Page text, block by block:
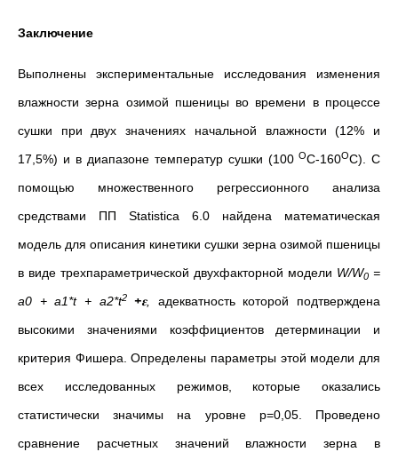
Заключение
Выполнены экспериментальные исследования изменения
влажности зерна озимой пшеницы во времени в процессе
сушки при двух значениях начальной влажности (12% и
17,5%) и в диапазоне температур сушки (100 ОС-160ОС). С
помощью множественного регрессионного анализа
средствами ПП Statistica 6.0 найдена математическая
модель для описания кинетики сушки зерна озимой пшеницы
в виде трехпараметрической двухфакторной модели W/W0 =
a0 +a1*t+ a2*t2+𝛆,
адекватность которой подтверждена
высокими значениями коэффициентов детерминации и
критерия Фишера. Определены параметры этой модели для
всех исследованных режимов, которые оказались
статистически значимы на уровне р=0,05. Проведено
сравнение расчетных значений влажности зерна в